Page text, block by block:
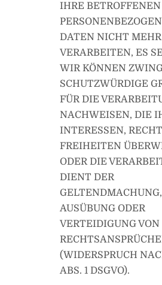
IHRE BETROFFENEN
DATEN NICHT MEHR
VERARBEITEN, ES
WIR KÖNNEN
SCHUTZWÜRDIGE
FÜR DIE
NACHWEISEN, DIE
INTERESSEN,
FREIHEITEN
ODER DIE
DIENT DER
GELTENDMACHUNG,
AUSÜBUNG ODER
VERTEIDIGUNG VON
(WIDERSPRUCH
ABS. 1 DSGVO).